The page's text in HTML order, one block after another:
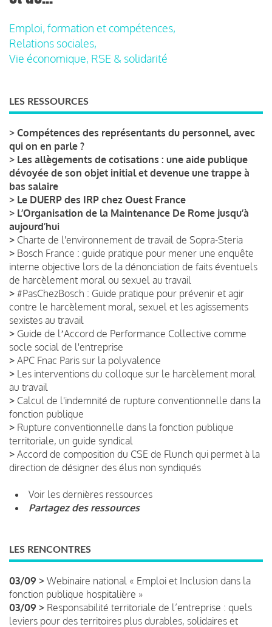
Emploi, formation et compétences,
Relations sociales,
Vie économique, RSE & solidarité
LES RESSOURCES
> Compétences des représentants du personnel, avec
qui on en parle ?
> Les allègements de cotisations : une aide publique
dévoyée de son objet initial et devenue une trappe à
bas salaire
> Le DUERP des IRP chez Ouest France
> L’Organisation de la Maintenance De Rome jusqu’à
aujourd’hui
> Charte de l'environnement de travail de Sopra-Steria
> Bosch France : guide pratique pour mener une enquête
interne objective lors de la dénonciation de faits éventuels
de harcèlement moral ou sexuel au travail
> #PasChezBosch : Guide pratique pour prévenir et agir
contre le harcèlement moral, sexuel et les agissements
sexistes au travail
> Guide de lʼAccord de Performance Collective comme
socle social de l'entreprise
> APC Fnac Paris sur la polyvalence
> Les interventions du colloque sur le harcèlement moral
au travail
> Calcul de l'indemnité de rupture conventionnelle dans la
fonction publique
> Rupture conventionnelle dans la fonction publique
territoriale, un guide syndical
> Accord de composition du CSE de Flunch qui permet à la
direction de désigner des élus non syndiqués
Voir les dernières ressources
Partagez des ressources
LES RENCONTRES
03/09 > Webinaire national « Emploi et Inclusion dans la
fonction publique hospitalière »
03/09 > Responsabilité territoriale de l’entreprise : quels
leviers pour des territoires plus durables, solidaires et